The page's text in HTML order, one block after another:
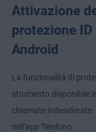
Attivazione
protezione
Android
La funzionalità di
strumento disponibile
chiamate
nell'app Telefono.